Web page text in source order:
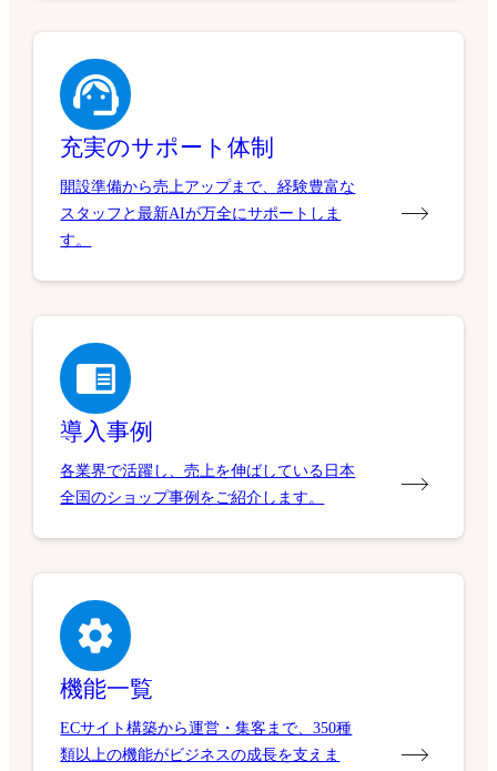
充実のサポート体制
開設準備から売上アップまで、経験豊富な
スタッフと最新AIが万全にサポートしま
す。
導入事例
各業界で活躍し、売上を伸ばしている日本
全国のショップ事例をご紹介します。
機能一覧
ECサイト構築から運営・集客まで、350種
類以上の機能がビジネスの成長を支えま